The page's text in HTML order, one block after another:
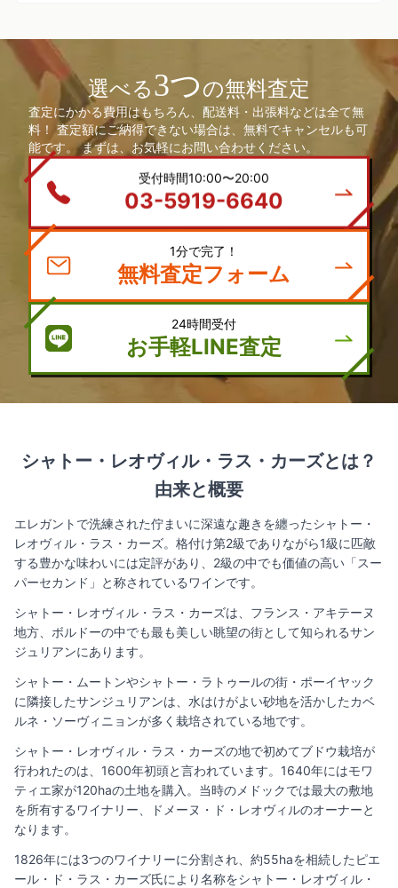
選べる3つの無料査定
査定にかかる費用はもちろん、配送料・出張料などは全て無
料！ 査定額にご納得できない場合は、無料でキャンセルも可
能です。 まずは、お気軽にお問い合わせください。
受付時間10:00〜20:00
03-5919-6640
1分で完了！
無料査定フォーム
24時間受付
お手軽LINE査定
シャトー・レオヴィル・ラス・カーズとは？
由来と概要
エレガントで洗練された佇まいに深遠な趣きを纏ったシャトー・
レオヴィル・ラス・カーズ。格付け第2級でありながら1級に匹敵
する豊かな味わいには定評があり、2級の中でも価値の高い「スー
パーセカンド」と称されているワインです。
シャトー・レオヴィル・ラス・カーズは、フランス・アキテーヌ
地方、ボルドーの中でも最も美しい眺望の街として知られるサン
ジュリアンにあります。
シャトー・ムートンやシャトー・ラトゥールの街・ポーイヤック
に隣接したサンジュリアンは、水はけがよい砂地を活かしたカベ
ルネ・ソーヴィニョンが多く栽培されている地です。
シャトー・レオヴィル・ラス・カーズの地で初めてブドウ栽培が
行われたのは、1600年初頭と言われています。1640年にはモワ
ティエ家が120haの土地を購入。当時のメドックでは最大の敷地
を所有するワイナリー、ドメーヌ・ド・レオヴィルのオーナーと
なります。
1826年には3つのワイナリーに分割され、約55haを相続したピエ
ール・ド・ラス・カーズ氏により名称をシャトー・レオヴィル・